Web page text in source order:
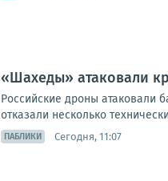
«Шахеды» атаковали
Российские дроны атаковали
отказали несколько
ПАБЛИКИ Сегодня, 11:07